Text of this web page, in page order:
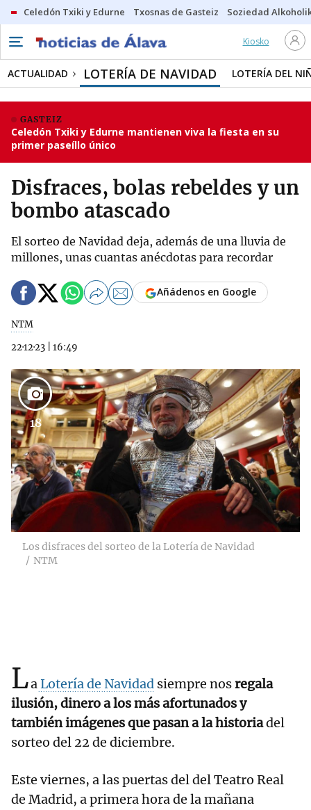
Celedón Txiki y Edurne Txosnas de Gasteiz Soziedad
Kiosko
ACTUALIDAD LOTERÍA DE NAVIDAD LOTERÍA DEL
GASTEIZ
Celedón Txiki y Edurne mantienen viva la fiesta en su
primer paseíllo único
Disfraces, bolas rebeldes y un
bombo atascado
El sorteo de Navidad deja, además de una lluvia de
millones, unas cuantas anécdotas para recordar
NTM
22·12·23
16:49
Añádenos en Google
18
Los disfraces del sorteo de la Lotería de Navidad
NTM
LaLotería de Navidad siempre nosregala
ilusión, dinero a los más afortunados y
también imágenes que pasan a la historiadel
sorteo del 22 de diciembre.
Este viernes, a las puertas del del Teatro Real
de Madrid, a primera hora de la mañana